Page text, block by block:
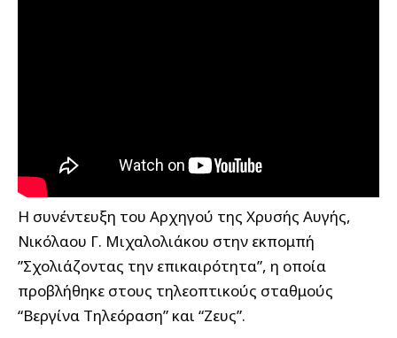
Η συνέντευξη του Αρχηγού της Χρυσής Αυγής,
Νικόλαου Γ. Μιχαλολιάκου στην εκπομπή
”Σχολιάζοντας την επικαιρότητα”, η οποία
προβλήθηκε στους τηλεοπτικούς σταθμούς
“Βεργίνα Τηλεόραση” και “Ζευς”.